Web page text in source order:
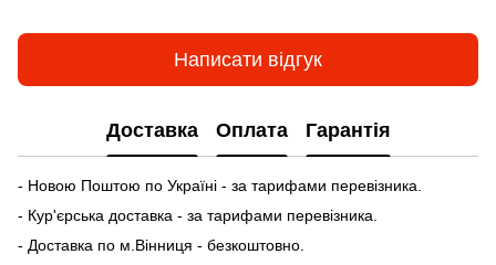
Написати відгук
Доставка Оплата Гарантія
- Новою Поштою по Україні - за тарифами перевізника.
- Кур'єрська доставка - за тарифами перевізника.
- Доставка по м.Вінниця - безкоштовно.